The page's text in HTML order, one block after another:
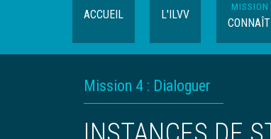
ACCUEIL L'ILVV
MISSION
contextuelle
FIL
D'ARIANE
Mission 4 : Dialoguer